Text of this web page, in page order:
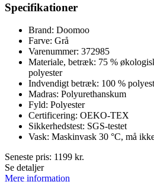
Specifikationer
Brand: Doomoo
Farve: Grå
Varenummer: 372985
Materiale, betræk: 75 %
polyester
Indvendigt betræk: 100 %
Madras: Polyurethanskum
Fyld: Polyester
Certificering: OEKO-TEX
Sikkerhedstest: SGS-testet
Vask: Maskinvask 30 °C, må
Seneste pris: 1199 kr.
Se detaljer
Mere information